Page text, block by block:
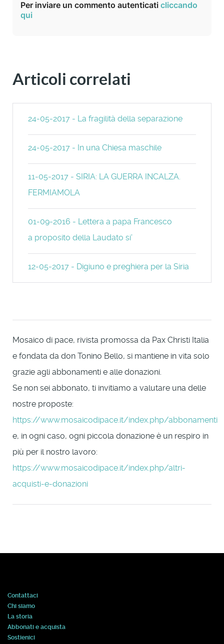
Per inviare un commento autenticati cliccando
qui
Articoli correlati
24-05-2017 - La fragilità della separazione
24-05-2017 - In una Chiesa maschile
11-05-2017 - SIRIA: LA GUERRA INCALZA.
FERMIAMOLA
01-09-2016 - Lettera a papa Francesco
a proposito della Laudato si’
12-05-2017 - Digiuno e preghiera per la Siria
Mosaico di pace, rivista promossa da Pax Christi Italia
e fondata da don Tonino Bello, si mantiene in vita solo
grazie agli abbonamenti e alle donazioni.
Se non sei abbonato, ti invitiamo a valutare una delle
nostre proposte:
https://www.mosaicodipace.it/index.php/abbonamenti
e, in ogni caso, ogni piccola donazione è un respiro in
più per il nostro lavoro:
https://www.mosaicodipace.it/index.php/altri-
acquisti-e-donazioni
Contattaci
Chi siamo
La storia
Abbonati e acquista
Sostienici